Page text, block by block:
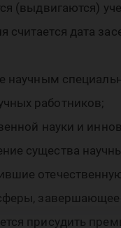
(выдвигаются)
дата
научным
работников;
науки и
существа
присудить